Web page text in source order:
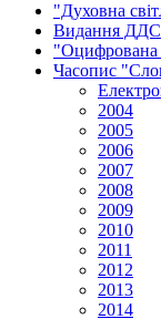
"Духовна
Видання ДДС
Часопис
2004
2005
2006
2007
2008
2009
2010
2011
2012
2013
2014